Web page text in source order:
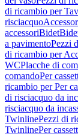
di ricambio per
risciacquo
accessoriBidet
a pavimentoPezzi
di ricambio per
WCPlacche di
comandoPer
ricambio per Per
di risciacquo da
risciacquo da
TwinlinePezzi di
TwinlinePer